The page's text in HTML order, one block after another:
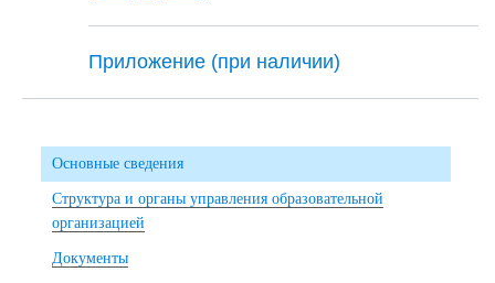
Приложение (при наличии)
Основные сведения
Структура и органы управления образовательной
организацией
Документы